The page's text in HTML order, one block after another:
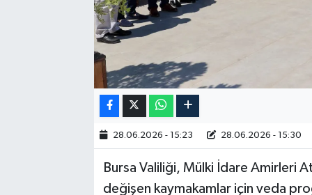
28.06.2026 - 15:23 28.06.2026 - 15:30
Bursa Valiliği, Mülki İdare Amirleri
değişen kaymakamlar için veda